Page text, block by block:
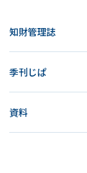
知財管理誌
季刊じぱ
資料